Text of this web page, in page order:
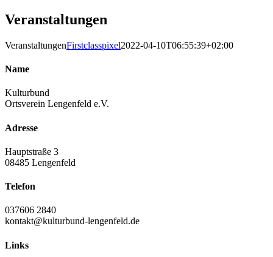
Veranstaltungen
VeranstaltungenFirstclasspixel2022-04-10T06:55:39+02:00
Name
Kulturbund
Ortsverein Lengenfeld e.V.
Adresse
Hauptstraße 3
08485 Lengenfeld
Telefon
037606 2840
kontakt@kulturbund-lengenfeld.de
Links